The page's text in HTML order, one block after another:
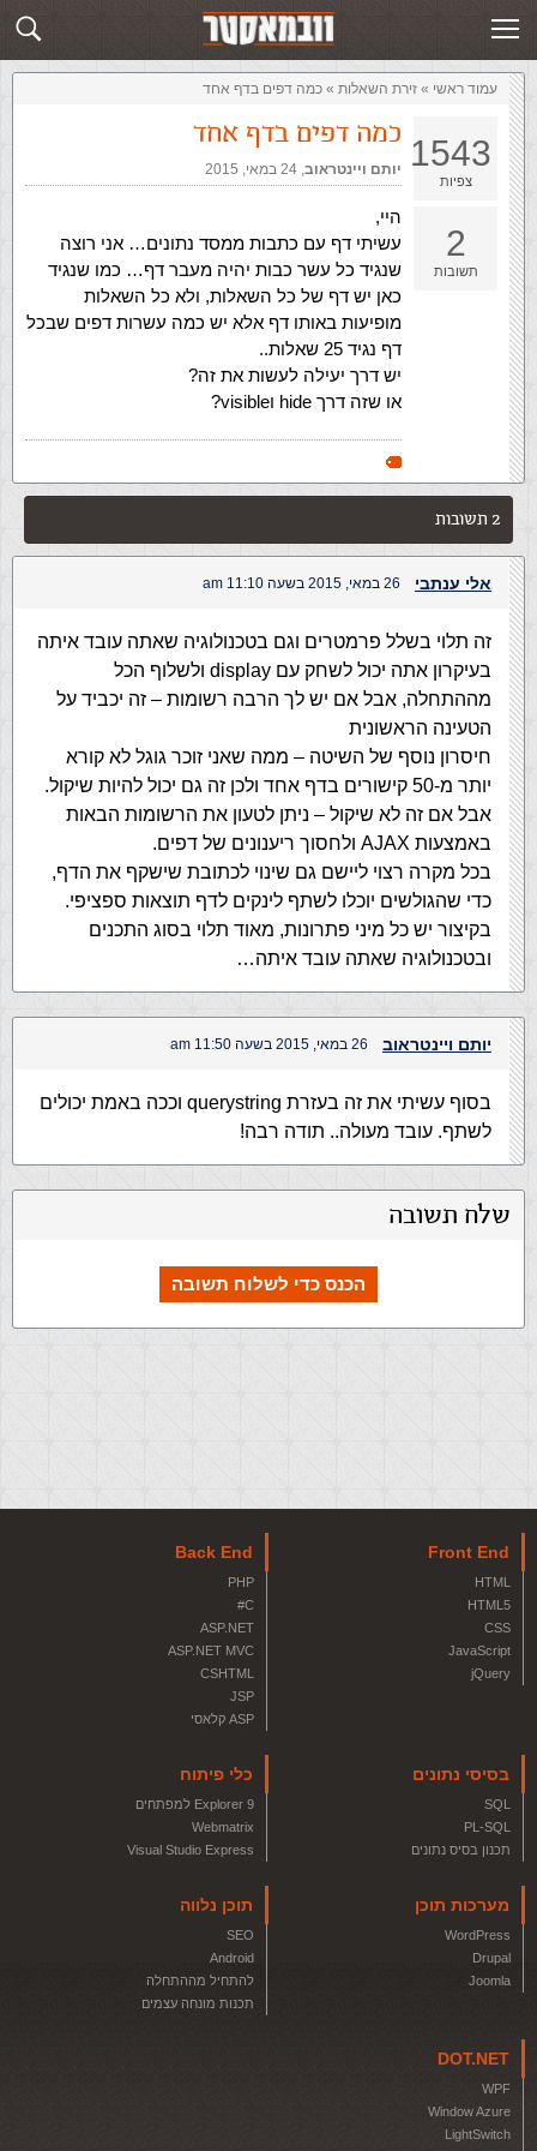
שלח תשובה זירת השאלות
עמוד ראשי » ‏זירת השאלות‏ » כמה דפים בדף אחד
1543
צפיות
2
תשובות
כמה דפים בדף אחד
יותם ויינטראוב,‏ 24 במאי, 2015
היי,
עשיתי דף עם כתבות ממסד נתונים… אני רוצה
שנגיד כל עשר כבות יהיה מעבר דף… כמו שנגיד
כאן יש דף של כל השאלות, ולא כל השאלות
מופיעות באותו דף אלא יש כמה עשרות דפים שבכל
דף נגיד 25 שאלות..
יש דרך יעילה לעשות את זה?
או שזה דרך hide וvisible?
2 תשובות
אלי ענתבי 26 במאי, 2015 בשעה 11:10 am
זה תלוי בשלל פרמטרים וגם בטכנולוגיה שאתה עובד איתה
בעיקרון אתה יכול לשחק עם display ולשלוף הכל
מההתחלה, אבל אם יש לך הרבה רשומות – זה יכביד על
הטעינה הראשונית
חיסרון נוסף של השיטה – ממה שאני זוכר גוגל לא קורא
יותר מ-50 קישורים בדף אחד ולכן זה גם יכול להיות שיקול.
אבל אם זה לא שיקול – ניתן לטעון את הרשומות הבאות
באמצעות AJAX ולחסוך ריענונים של דפים.
בכל מקרה רצוי ליישם גם שינוי לכתובת שישקף את הדף,
כדי שהגולשים יוכלו לשתף לינקים לדף תוצאות ספציפי.
בקיצור יש כל מיני פתרונות, מאוד תלוי בסוג התכנים
ובטכנולוגיה שאתה עובד איתה…
יותם ויינטראוב 26 במאי, 2015 בשעה 11:50 am
בסוף עשיתי את זה בעזרת querystring וככה באמת יכולים
לשתף. עובד מעולה.. תודה רבה!
שלח תשובה
הכנס כדי לשלוח תשובה
Front End
HTML
HTML5
CSS
JavaScript
jQuery
Back End
PHP
C#
ASP.NET
ASP.NET MVC
CSHTML
JSP
ASP קלאסי
בסיסי נתונים
SQL
PL-SQL
תכנון בסיס נתונים
כלי פיתוח
Explorer 9 למפתחים
Webmatrix
Visual Studio Express
מערכות תוכן
WordPress
Drupal
Joomla
תוכן נלווה
SEO
Android
להתחיל מההתחלה
תכנות מונחה עצמים
DOT.NET
WPF
Window Azure
LightSwitch